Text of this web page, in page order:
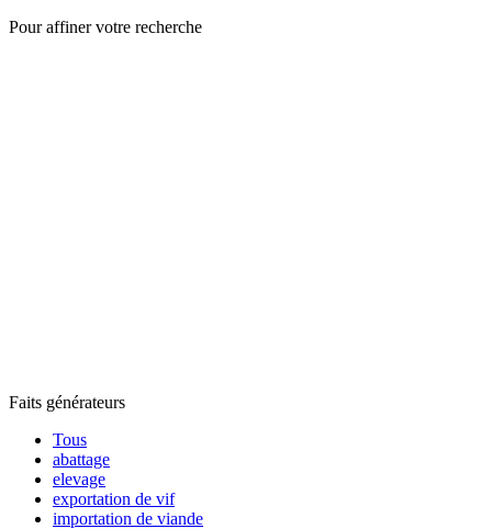
Pour affiner votre recherche
Faits générateurs
Tous
abattage
elevage
exportation de vif
importation de viande